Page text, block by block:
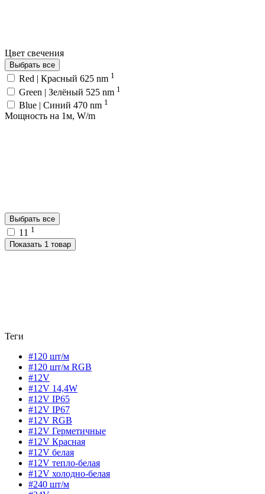
Цвет свечения
Выбрать все
Red | Красный 625 nm 1
Green | Зелёный 525 nm 1
Blue | Синий 470 nm 1
Мощность на 1м, W/m
Выбрать все
11 1
Показать 1 товар
Теги
#120 шт/м
#120 шт/м RGB
#12V
#12V 14,4W
#12V IP65
#12V IP67
#12V RGB
#12V Герметичные
#12V Красная
#12V белая
#12V тепло-белая
#12V холодно-белая
#240 шт/м